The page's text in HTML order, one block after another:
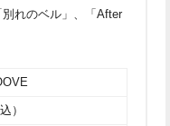
れのベル」、「After
）